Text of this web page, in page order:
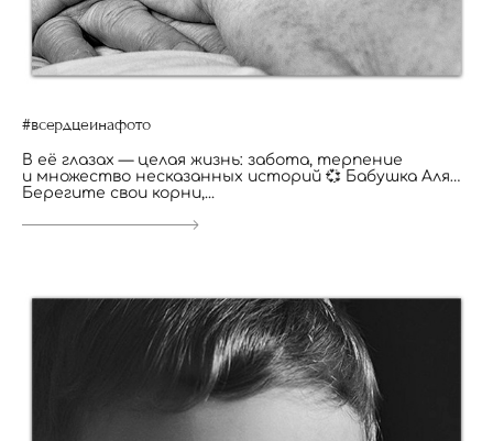
#всердцеинафото
В её глазах — целая жизнь: забота, терпение
и множество несказанных историй 💞 Бабушка Аля…
Берегите свои корни,...